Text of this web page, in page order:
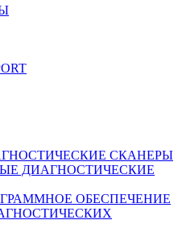
СКАНЕРЫ
ДИАГНОСТИЧЕСКИЕ
ОБЕСПЕЧЕНИЕ